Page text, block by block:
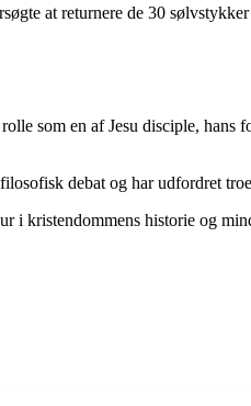
at returnere de 30
som en af Jesu disciple,
debat og har udfordret
i kristendommens historie og